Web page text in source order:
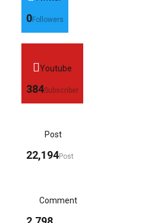
0Followers
Youtube
384Subscriber
Post
22,194Post
Comment